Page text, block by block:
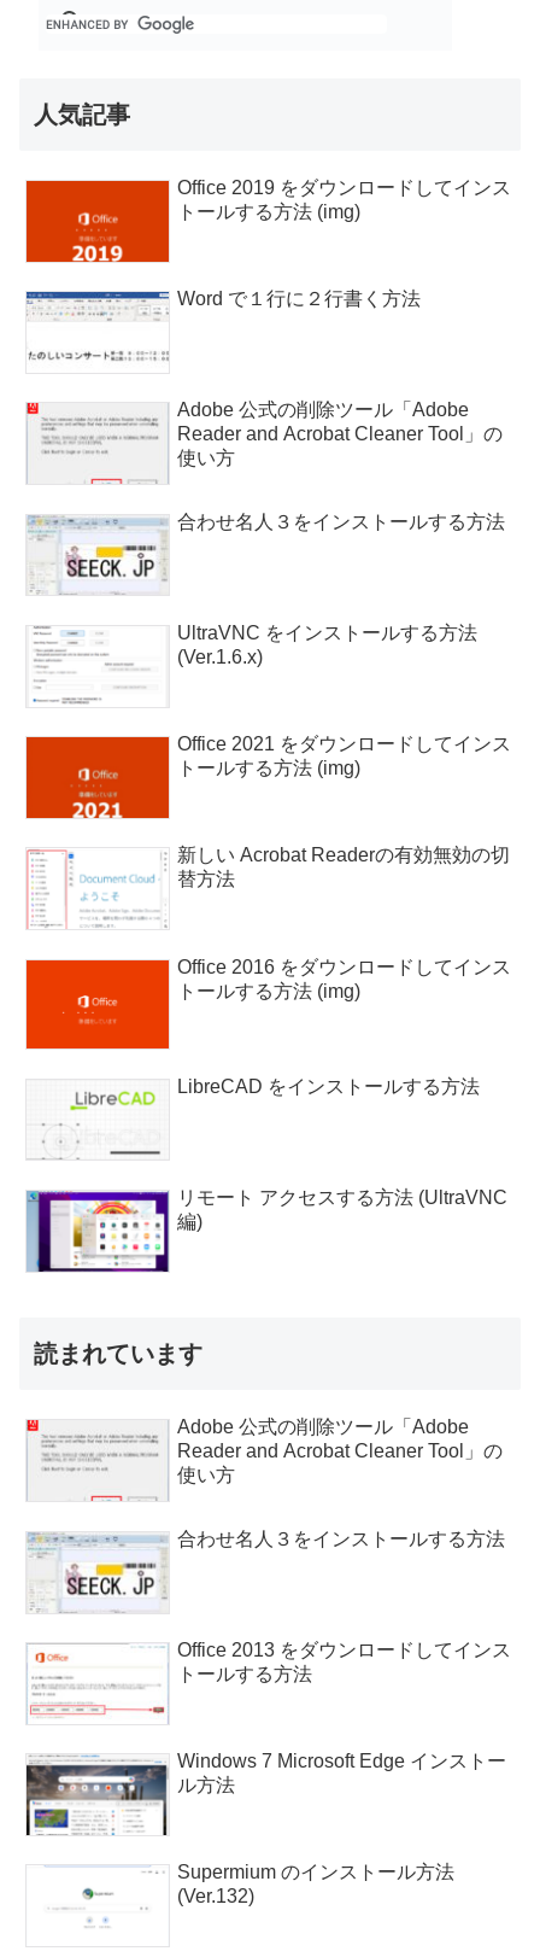
人気記事
Office 2019 をダウンロードしてインス
トールする方法 (img)
Word で１行に２行書く方法
Adobe 公式の削除ツール「Adobe
Reader and Acrobat Cleaner Tool」の
使い方
合わせ名人３をインストールする方法
UltraVNC をインストールする方法
(Ver.1.6.x)
Office 2021 をダウンロードしてインス
トールする方法 (img)
新しい Acrobat Readerの有効無効の切
替方法
Office 2016 をダウンロードしてインス
トールする方法 (img)
LibreCAD をインストールする方法
リモート アクセスする方法 (UltraVNC
編)
読まれています
Adobe 公式の削除ツール「Adobe
Reader and Acrobat Cleaner Tool」の
使い方
合わせ名人３をインストールする方法
Office 2013 をダウンロードしてインス
トールする方法
Windows 7 Microsoft Edge インストー
ル方法
Supermium のインストール方法
(Ver.132)